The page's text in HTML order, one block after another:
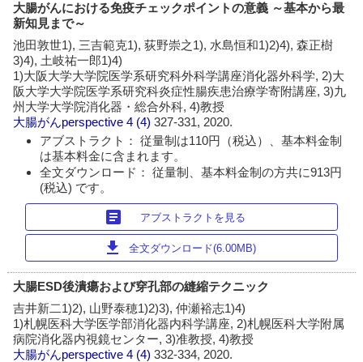
大腸がんにおける免疫チェックポイントの意義 ～基本から最
新知見まで～
池田敦世1), 三吉範克1), 荻野崇之1), 水島恒和1)2)4), 森正樹
3)4), 土岐祐一郎1)4)
1)大阪大学大学院医学系研究科外科学講座消化器外科学, 2)大
阪大学大学院医学系研究科炎症性腸疾患治療学寄附講座, 3)九
州大学大学院消化器・総合外科, 4)教授
大腸がんperspective 4 (4)327-331, 2020.
アブストラクト： 従量制は110円（税込）、基本料金制
は基本料金に含まれます。
全文ダウンロード： 従量制、基本料金制の方共に913円
(税込) です。
article アブストラクトを見る
download 全文ダウンロード(6.00MB)
大腸ESD後潰瘍および穿孔部の縫縮テクニック
吉井新二1)2), 山野泰穂1)2)3), 仲瀬裕志1)4)
1)札幌医科大学医学部消化器内科学講座, 2)札幌医科大学附属
病院消化器内視鏡センター, 3)准教授, 4)教授
大腸がんperspective 4 (4)332-334, 2020.